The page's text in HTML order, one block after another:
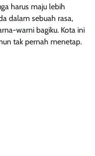
harus maju lebih
dalam sebuah rasa,
warni bagiku. Kota ini
tak pernah menetap.